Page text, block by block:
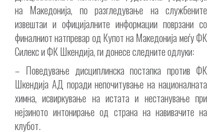
на Македонија, по разгледување на службените
извештаи и официјалните информации поврзани со
финалниот натпревар од Купот на Македонија меѓу ФК
Силекс и ФК Шкендија, ги донесе следните одлуки:
– Поведување дисциплинска постапка против ФК
Шкендија АД поради непочитување на националната
химна, исвиркување на истата и нестанување при
нејзиното интонирање од страна на навивачите на
клубот.